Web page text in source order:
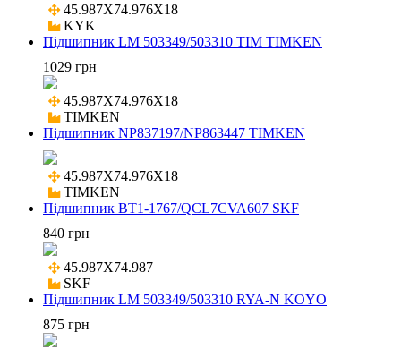
45.987X74.976X18
KYK
Підшипник LM 503349/503310 TIM TIMKEN
1029 грн
45.987X74.976X18
TIMKEN
Підшипник NP837197/NP863447 TIMKEN
45.987X74.976X18
TIMKEN
Підшипник BT1-1767/QCL7CVA607 SKF
840 грн
45.987X74.987
SKF
Підшипник LM 503349/503310 RYA-N KOYO
875 грн